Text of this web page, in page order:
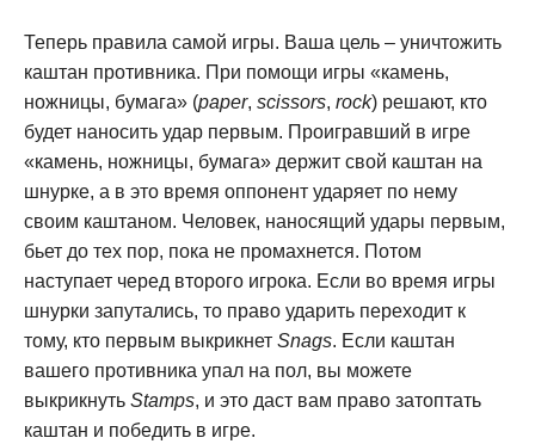
Теперь правила самой игры. Ваша цель – уничтожить
каштан противника. При помощи игры «камень,
ножницы, бумага» (paper, scissors, rock) решают, кто
будет наносить удар первым. Проигравший в игре
«камень, ножницы, бумага» держит свой каштан на
шнурке, а в это время оппонент ударяет по нему
своим каштаном. Человек, наносящий удары первым,
бьет до тех пор, пока не промахнется. Потом
наступает черед второго игрока. Если во время игры
шнурки запутались, то право ударить переходит к
тому, кто первым выкрикнет Snags. Если каштан
вашего противника упал на пол, вы можете
выкрикнуть Stamps, и это даст вам право затоптать
каштан и победить в игре.